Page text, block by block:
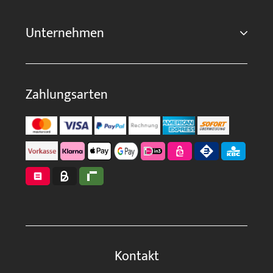
Unternehmen
Zahlungsarten
Kontakt